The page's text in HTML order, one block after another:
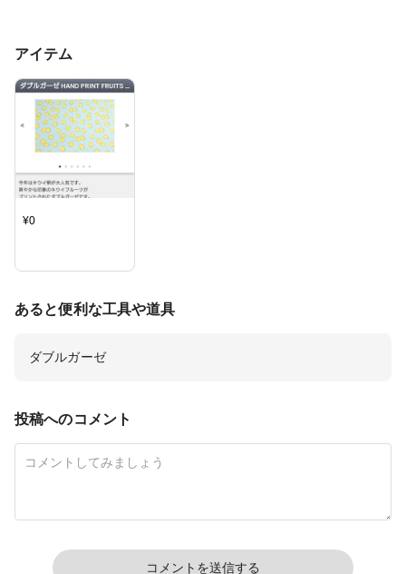
アイテム
¥0
あると便利な工具や道具
ダブルガーゼ
投稿へのコメント
コメントを送信する